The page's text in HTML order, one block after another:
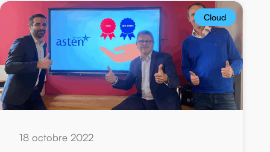
Cloud
18 octobre 2022